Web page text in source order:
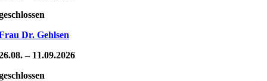
Dr. Gehlsen
– 11.09.2026